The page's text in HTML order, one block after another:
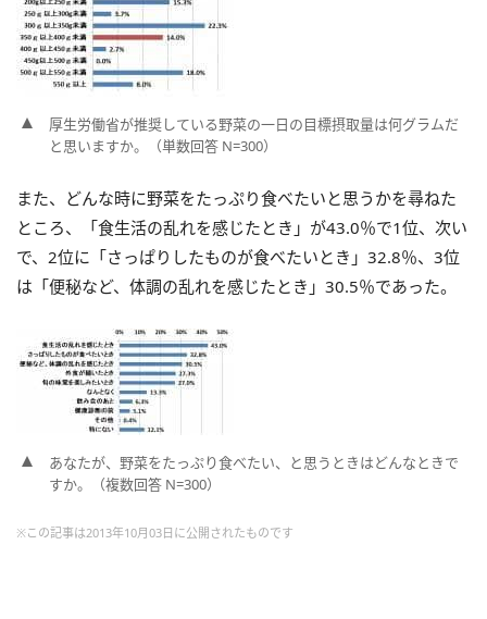
厚生労働省が推奨している野菜の一日の目標摂取量は何グラムだ
と思いますか。（単数回答 N=300）
また、どんな時に野菜をたっぷり食べたいと思うかを尋ねた
ところ、「食生活の乱れを感じたとき」が43.0％で1位、次い
で、2位に「さっぱりしたものが食べたいとき」32.8％、3位
は「便秘など、体調の乱れを感じたとき」30.5％であった。
あなたが、野菜をたっぷり食べたい、と思うときはどんなときで
すか。（複数回答 N=300）
※この記事は2013年10月03日に公開されたものです